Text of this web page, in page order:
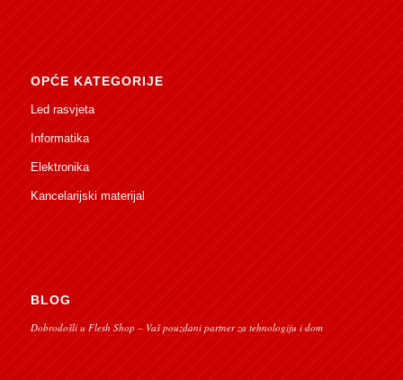
OPĆE KATEGORIJE
Led rasvjeta
Informatika
Elektronika
Kancelarijski materijal
BLOG
Dobrodošli u Flesh Shop – Vaš pouzdani partner za tehnologiju i dom